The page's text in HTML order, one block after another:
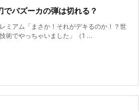
でバズーカの弾は切れる？
ミアム「まさか！それがデキるのか！？世
術でやっちゃいました」（1 ...